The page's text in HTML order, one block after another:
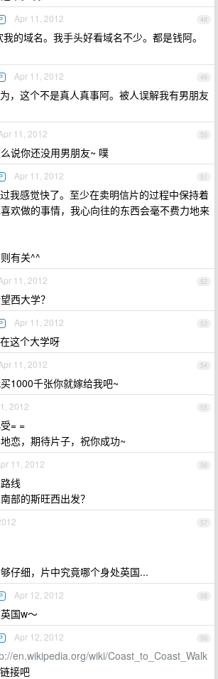
48
Apr 11, 2012
的域名。我手头好看域名不少。都是钱阿。
49
Apr 11, 2012
，这个不是真人真事阿。被人误解我有男朋友
50
11, 2012
说你还没用男朋友~ 噗
51
Apr 11, 2012
我感觉快了。至少在卖明信片的过程中保持着
欢做的事情，我心向往的东西会毫不费力地来
有关^^
52
11, 2012
西大学？
53
Apr 11, 2012
这个大学呀
54
11, 2012
1000千张你就嫁给我吧~
55
2012
= =
恋，期待片子，祝你成功~
56
11, 2012
线
部的斯旺西出发？
57
仔细，片中究竟哪个身处英国...
58
Apr 12, 2012
国w～
59
Apr 12, 2012
en.wikipedia.org/wiki/Coast_to_Coast_Walk
接吧